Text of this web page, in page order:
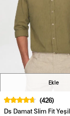
Ekle
(426)
Ds Damat Slim Fit Yeşil